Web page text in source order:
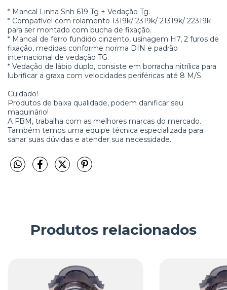
* Mancal Linha Snh 619 Tg + Vedação Tg.
* Compatível com rolamento 1319k/ 2319k/ 21319k/ 22319k
para ser montado com bucha de fixação.
* Mancal de ferro fundido cinzento, usinagem H7, 2 furos de
fixação, medidas conforme norma DIN e padrão
internacional de vedação TG.
* Vedação de lábio duplo, consiste em borracha nitrílica para
lubrificar a graxa com velocidades periféricas até 8 M/S.
Cuidado!
Produtos de baixa qualidade, podem danificar seu
maquinário!
A FBM, trabalha com as melhores marcas do mercado.
Também temos uma equipe técnica especializada para
sanar suas dúvidas e atender sua necessidade.
Produtos relacionados